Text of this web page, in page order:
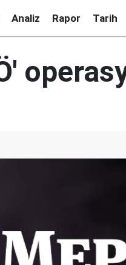
Analiz Rapor Tarih